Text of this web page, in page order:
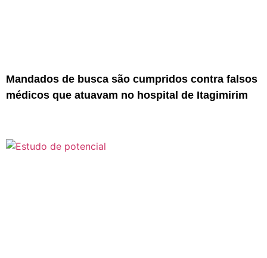
Mandados de busca são cumpridos contra falsos
médicos que atuavam no hospital de Itagimirim